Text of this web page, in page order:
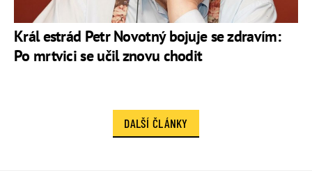
Král estrád Petr Novotný bojuje se zdravím:
Po mrtvici se učil znovu chodit
DALŠÍ ČLÁNKY